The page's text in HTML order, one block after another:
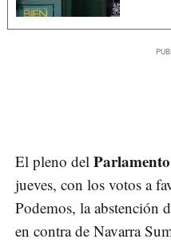
El pleno del
jueves, con los votos a
Podemos, la
en contra de Navarra